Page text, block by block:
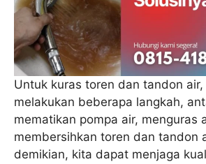
Untuk kuras toren dan tandon
melakukan beberapa langkah,
mematikan pompa air, menguras
membersihkan toren dan tandon
demikian, kita dapat menjaga